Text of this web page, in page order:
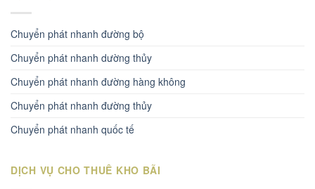
Chuyển phát nhanh đường bộ
Chuyển phát nhanh dường thủy
Chuyển phát nhanh đường hàng không
Chuyển phát nhanh đường thủy
Chuyển phát nhanh quốc tế
DỊCH VỤ CHO THUÊ KHO BÃI